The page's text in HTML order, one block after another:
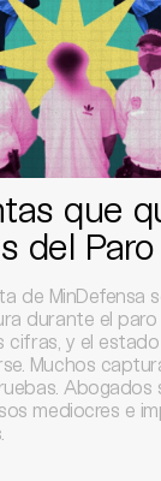
que
del Paro
de MinDefensa
durante el
cifras, y el
Muchos
Abogados
mediocres e